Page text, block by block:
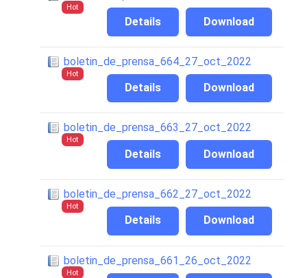
Hot
Download
Details
boletin_de_prensa_664_27_oct_2022
Hot
Download
Details
boletin_de_prensa_663_27_oct_2022
Hot
Download
Details
boletin_de_prensa_662_27_oct_2022
Hot
Download
Details
boletin_de_prensa_661_26_oct_2022
Hot